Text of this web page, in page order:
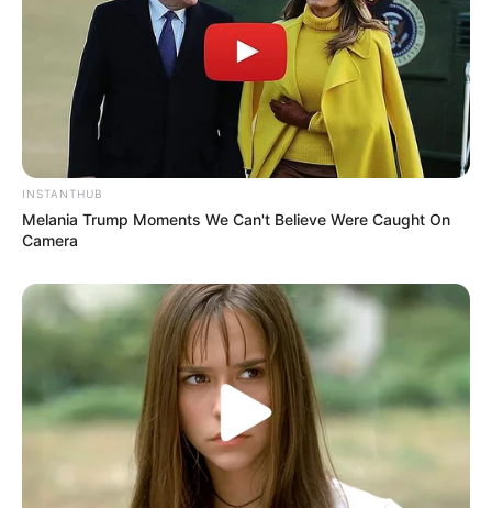
Participe do nosso grupo do
WhatsApp!
Fique informado em tempo real sobre as principais
notícias de Paraguaçu Paulista e região
Clique aqui para entrar no grupo
INSTANTHUB
Melania Trump Moments We Can't Believe Were Caught On
Camera